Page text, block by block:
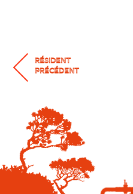
RÉSIDENT
PRÉCÉDENT